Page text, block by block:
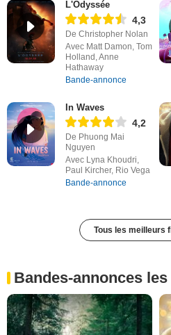
L'Odyssée
4,3
De Christopher Nolan
Avec Matt Damon, Tom
Holland, Anne
Hathaway
Bande-annonce
In Waves
4,2
De Phuong Mai
Nguyen
Avec Lyna Khoudri,
Paul Kircher, Rio Vega
Bande-annonce
Tous les meilleurs
Bandes-annonces